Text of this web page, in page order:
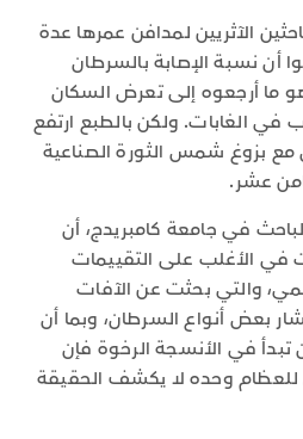
الآثريين لمدافن عمرها عدة
أن نسبة الإصابة بالسرطان
وليس 1%، وهو ما أرجعوه إلى تعرض السكان
الغابات. ولكن بالطبع ارتفع
مع بزوغ شمس الثورة الصناعية
عشر.
في جامعة كامبريدج، أن
في الأغلب على التقييمات
والتي بحثت عن الآفات
بعض أنواع السرطان، وبما أن
تبدأ في الأنسجة الرخوة فإن
للعظام وحده لا يكشف الحقيقة